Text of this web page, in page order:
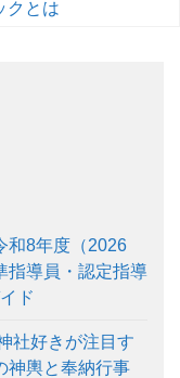
クとは
和8年度（2026
指導員・認定指導
ド
社好きが注目す
神輿と奉納行事